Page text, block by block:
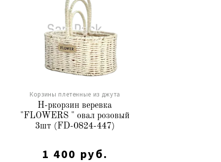
Корзины плетенные из джута
Н-ркорзин веревка
"FLOWERS " овал розовый
3шт (FD-0824-447)
1 400 руб.